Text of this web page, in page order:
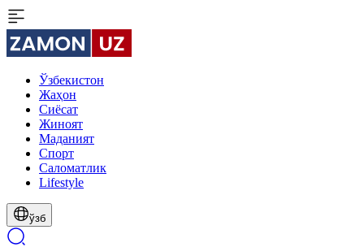
Ўзбекистон
Жаҳон
Сиёсат
Жиноят
Маданият
Спорт
Cаломатлик
Lifestyle
ўзб